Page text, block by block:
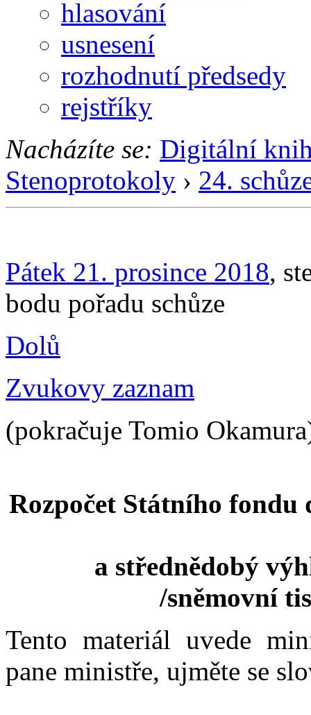
hlasování
usnesení
rozhodnutí předsedy
rejstříky
Nacházíte se: Digitální
Stenoprotokoly › 24.
Pátek 21. prosince 2018,
bodu pořadu schůze
Dolů
Zvukovy zaznam
(pokračuje Tomio
Rozpočet Státního
a střednědobý
/sněmovní
Tento materiál uvede
pane ministře, ujměte se